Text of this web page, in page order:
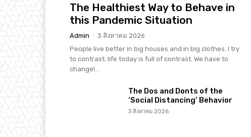
The Healthiest Way to Behave in
this Pandemic Situation
Admin - 3 สิงหาคม 2026
People live better in big houses and in big clothes. I try
to contrast; life today is full of contrast. We have to
change!...
The Dos and Donts of the
‘Social Distancing’ Behavior
3 สิงหาคม 2026